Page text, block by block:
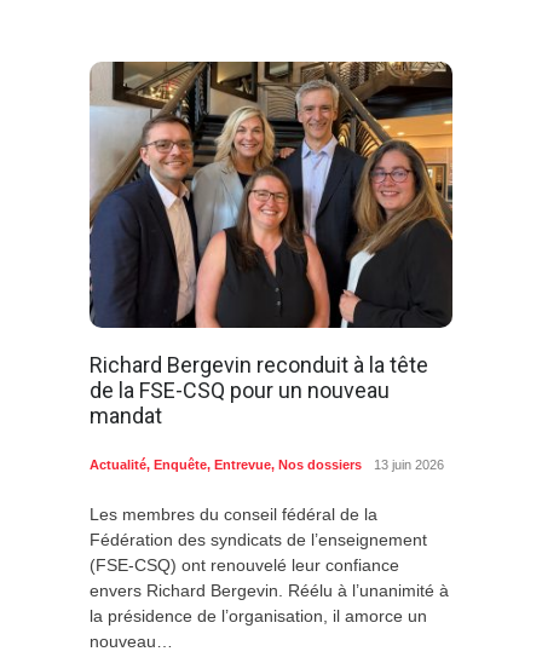
Richard Bergevin reconduit à la tête
de la FSE-CSQ pour un nouveau
mandat
Actualité, Enquête, Entrevue, Nos dossiers 13 juin 2026
Les membres du conseil fédéral de la
Fédération des syndicats de l’enseignement
(FSE-CSQ) ont renouvelé leur confiance
envers Richard Bergevin. Réélu à l’unanimité à
la présidence de l’organisation, il amorce un
nouveau…